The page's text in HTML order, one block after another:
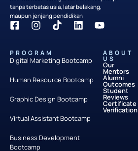
tanpa terbatas usia, latar belakang,
maupun jenjang pendidikan
PROGRAM
Digital Marketing Bootcamp
Human Resource Bootcamp
Graphic Design Bootcamp
Virtual Assistant Bootcamp
Business Development
Bootcamp
ABOUT
US
Our
Mentors
Alumni
Outcomes
Student
Reviews
Certificate
Verification